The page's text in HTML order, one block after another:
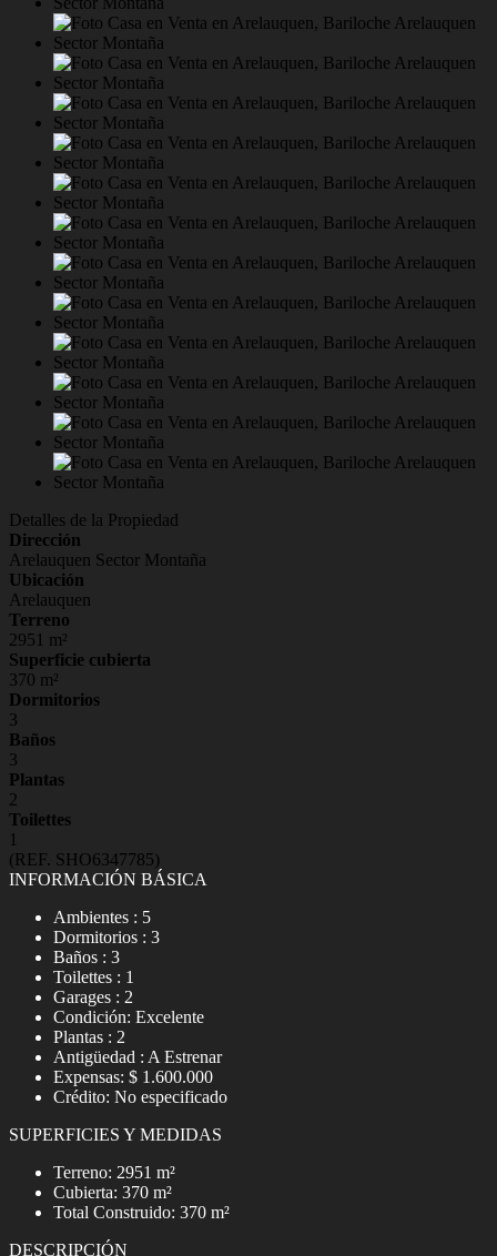
Detalles de la Propiedad
Dirección
Arelauquen Sector Montaña
Ubicación
Arelauquen
Terreno
2951 m²
Superficie cubierta
370 m²
Dormitorios
3
Baños
3
Plantas
2
Toilettes
1
(REF. SHO6347785)
INFORMACIÓN BÁSICA
Ambientes : 5
Dormitorios : 3
Baños : 3
Toilettes : 1
Garages : 2
Condición: Excelente
Plantas : 2
Antigüedad : A Estrenar
Expensas: $ 1.600.000
Crédito: No especificado
SUPERFICIES Y MEDIDAS
Terreno: 2951 m²
Cubierta: 370 m²
Total Construido: 370 m²
DESCRIPCIÓN